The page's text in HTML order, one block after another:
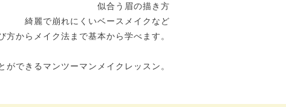
似合う眉の描き方
綺麗で崩れにくいベースメイクなど
方からメイク法まで基本から学べます。
できるマンツーマンメイクレッスン。